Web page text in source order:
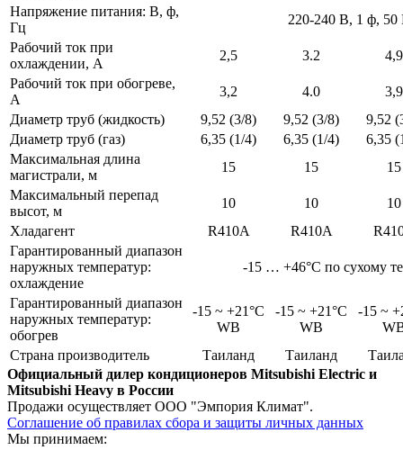
Напряжение питания: В, ф,
Гц
220-240 В, 1 ф, 50
Рабочий ток при
охлаждении, А
2,5 3.2
4,9
Рабочий ток при обогреве,
А
3,2 4.0
3,9
Диаметр труб (жидкость)
9,52 (3/8) 9,52 (3/8)
9,52
Диаметр труб (газ)
6,35 (1/4) 6,35 (1/4)
6,35
Максимальная длина
магистрали, м
15 15
15
Максимальный перепад
высот, м
10 10
10
Хладагент
R410A R410A
Гарантированный диапазон
наружных температур:
охлаждение
-15 … +46°C по сухому
Гарантированный диапазон
наружных температур:
обогрев
-15 ~ +21°C
WB
-15 ~ +21°C
WB
-15 ~
Страна производитель
Таиланд Таиланд
Официальный дилер кондиционеров Mitsubishi Electric и
Mitsubishi Heavy в России
Продажи осуществляет ООО "Эмпория Климат".
Соглашение об правилах сбора и защиты личных данных
Мы принимаем: